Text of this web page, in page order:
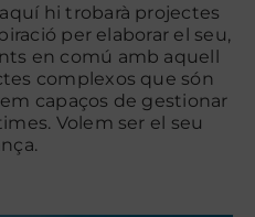
hi trobarà projectes
per elaborar el seu,
en comú amb aquell
complexos que són
capaços de gestionar
Volem ser el seu